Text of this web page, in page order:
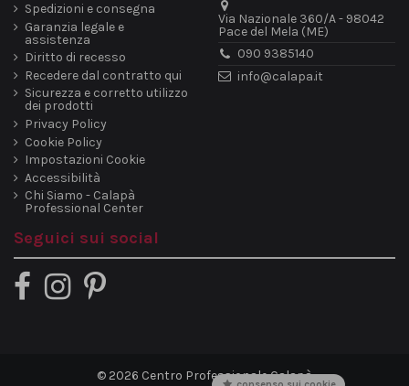
Spedizioni e consegna
Garanzia legale e
assistenza
Diritto di recesso
Recedere dal contratto qui
Sicurezza e corretto utilizzo
dei prodotti
Privacy Policy
Cookie Policy
Impostazioni Cookie
Accessibilità
Chi Siamo - Calapà
Professional Center
Via Nazionale 360/A - 98042
Pace del Mela (ME)
090 9385140
info@calapa.it
Seguici sui social
© 2026 Centro Professionale Calapà